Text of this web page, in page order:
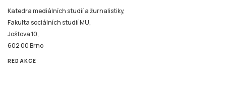
Katedra mediálních studií a žurnalistiky,
Fakulta sociálních studií MU,
Joštova 10,
602 00 Brno
REDAKCE